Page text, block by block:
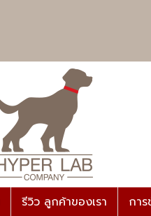
รีวิว ลูกค้าของเรา การ